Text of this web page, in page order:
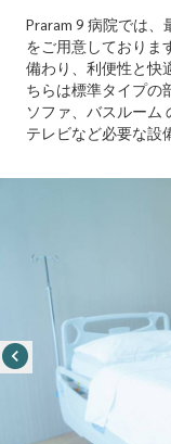
Praram 9 病院では
をご用意しておりま
備わり、利便性と
ちらは標準タイプの
ソファ、バスルーム
テレビなど必要な設